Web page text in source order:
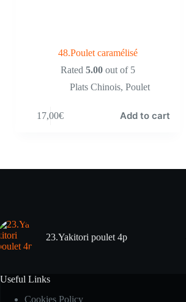
48.Poulet caramélisé
Rated 5.00out of 5
Plats Chinois,Poulet
17,00€ Add to cart
23.Yakitori poulet 4p
Useful Links
Cookies Policy